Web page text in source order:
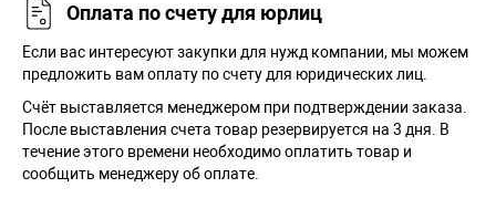
Оплата по счету для юрлиц
Если вас интересуют закупки для нужд компании, мы можем
предложить вам оплату по счету для юридических лиц.
Счёт выставляется менеджером при подтверждении заказа.
После выставления счета товар резервируется на 3 дня. В
течение этого времени необходимо оплатить товар и
сообщить менеджеру об оплате.